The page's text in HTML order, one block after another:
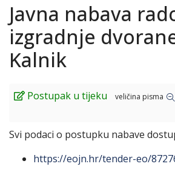
Javna nabava
izgradnje
Kalnik
Postupak u tijeku veličina pisma
Svi podaci o postupku nabave
https://eojn.hr/tender-eo/